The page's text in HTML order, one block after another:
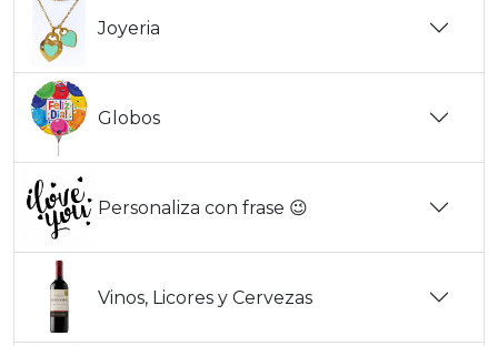
Joyeria
Globos
Personaliza con frase 😉
Vinos, Licores y Cervezas